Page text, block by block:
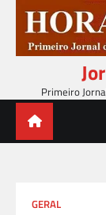
content
Primeiro
GERAL